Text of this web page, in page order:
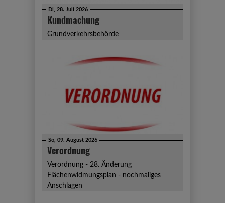
Di, 28. Juli 2026
Kundmachung
Grundverkehrsbehörde
So, 09. August 2026
Verordnung
Verordnung - 28. Änderung
Flächenwidmungsplan - nochmaliges
Anschlagen